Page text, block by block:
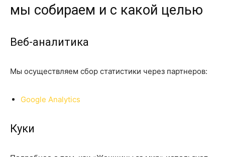
мы собираем и с какой целью
Веб-аналитика
Мы осуществляем сбор статистики через партнеров:
Google Analytics
Куки